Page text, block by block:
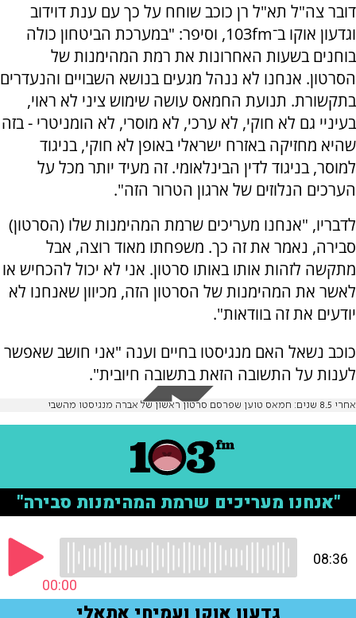
דובר צה"ל תא"ל רן כוכב שוחח על כך עם ענת דוידוב
וגדעון אוקו ב־103fm, וסיפר: "במערכת הביטחון כולה
בוחנים בשעות האחרונות את רמת המהימנות של
הסרטון. אנחנו לא ננהל מגעים בנושא השבויים והנעדרים
בתקשורת. תנועת החמאס עושה שימוש ציני לא ראוי,
בעיניי גם לא חוקי, לא ערכי, לא מוסרי, לא הומניטרי - בזה
שהיא מחזיקה באזרח ישראלי באופן לא חוקי, בניגוד
למוסר, בניגוד לדין הבינלאומי. זה מעיד יותר מכל על
הערכים הנלוזים של ארגון הטרור הזה".
לדבריו, "אנחנו מעריכים שרמת המהימנות שלו (הסרטון)
סבירה, נאמר את זה כך. משפחתו מאוד רוצה, אבל
מתקשה לזהות אותו באותו סרטון. אני לא יכול להכחיש או
לאשר את המהימנות של הסרטון הזה, מכיוון שאנחנו לא
יודעים את זה בוודאות".
כוכב נשאל האם מנגיסטו בחיים וענה "אני חושב שאפשר
לענות על התשובה הזאת בתשובה חיובית".
אחרי 8.5 שנים: חמאס טוען שפרסם סרטון ראשון של אברה מנגיסטו מהשבי